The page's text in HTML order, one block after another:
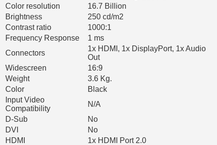
Color resolution
16.7 Billion
Brightness
250 cd/m2
Contrast ratio
1000:1
Frequency Response
1 ms
Connectors
1x HDMI, 1x DisplayPort, 1x Audio
Out
Widescreen
16:9
Weight
3.6 Kg.
Color
Black
Input Video
Compatibility
N/A
D-Sub
No
DVI
No
HDMI
1x HDMI Port 2.0